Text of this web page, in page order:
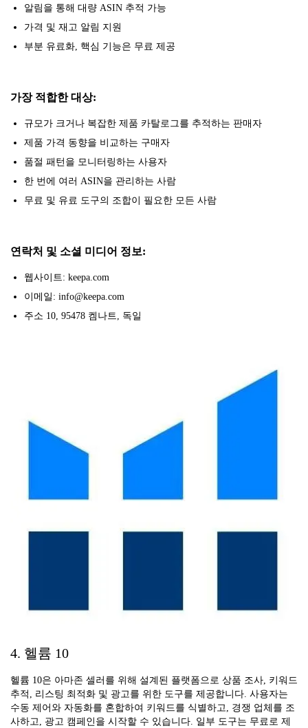
알림을 통해 대량 ASIN 추적 가능
가격 및 재고 알림 지원
부분 유료화, 핵심 기능은 무료 제공
가장 적합한 대상:
규모가 크거나 복잡한 제품 카탈로그를 추적하는 판매자
제품 가격 동향을 비교하는 구매자
품절 패턴을 모니터링하는 사용자
한 번에 여러 ASIN을 관리하는 사람
무료 및 유료 도구의 조합이 필요한 모든 사람
연락처 및 소셜 미디어 정보:
웹사이트: keepa.com
이메일: info@keepa.com
주소 10, 95478 켐나트, 독일
4. 헬륨 10
헬륨 10은 아마존 셀러를 위해 설계된 플랫폼으로 상품 조사, 키워드
추적, 리스팅 최적화 및 광고를 위한 도구를 제공합니다. 사용자는
수동 제어와 자동화를 혼합하여 키워드를 식별하고, 경쟁 업체를 조
사하고, 광고 캠페인을 시작할 수 있습니다. 일부 도구는 무료로 제